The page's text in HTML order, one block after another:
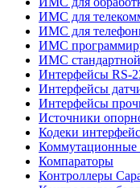
ИМС для
ИМС для
ИМС
ИМС
Интерфейсы RS-
Интерфейсы
Интерфейсы
Источники
Кодеки
Коммутационные
Компараторы
Контроллеры